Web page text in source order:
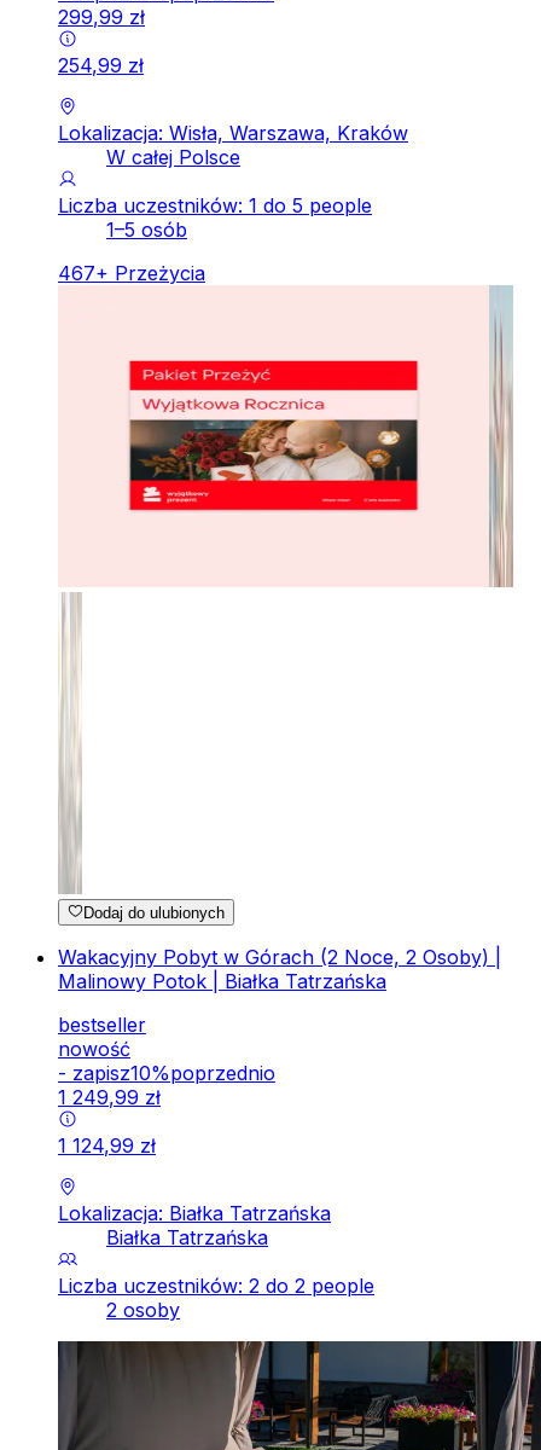
299,99 zł
254,99 zł
Lokalizacja: Wisła, Warszawa, Kraków
W całej Polsce
Liczba uczestników: 1 do 5 people
1–5 osób
467+ Przeżycia
Dodaj do ulubionych
Wakacyjny Pobyt w Górach (2 Noce, 2 Osoby) |
Malinowy Potok | Białka Tatrzańska
bestseller
nowość
- zapisz10%poprzednio
1 249,99 zł
1 124,99 zł
Lokalizacja: Białka Tatrzańska
Białka Tatrzańska
Liczba uczestników: 2 do 2 people
2 osoby